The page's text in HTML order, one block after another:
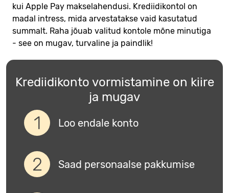
kui Apple Pay makselahendusi. Krediidikontol on
madal intress, mida arvestatakse vaid kasutatud
summalt. Raha jõuab valitud kontole mõne minutiga
- see on mugav, turvaline ja paindlik!
Krediidikonto vormistamine on kiire
ja mugav
Loo endale konto
Saad personaalse pakkumise